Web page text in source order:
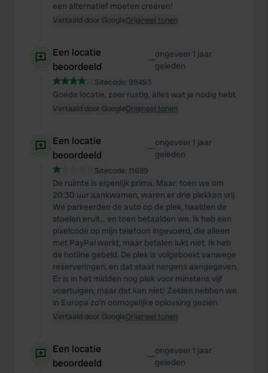
een alternatief moeten creëren!
Vertaald door GoogleOrigineel tonen
Een locatie
beoordeeld
—ongeveer 1 jaar
geleden
Sitecode: 99493
Goede locatie, zeer rustig, alles wat je nodig hebt
Vertaald door GoogleOrigineel tonen
Een locatie
beoordeeld
—ongeveer 1 jaar
geleden
Sitecode: 11689
De ruimte is eigenlijk prima. Maar: toen we om
20:30 uur aankwamen, waren er drie plekken vrij.
We parkeerden de auto op de plek, haalden de
stoelen eruit... en toen betaalden we. Ik heb een
pixelcode op mijn telefoon ingevoerd, die alleen
met PayPal werkt, maar betalen lukt niet. Ik heb
de hotline gebeld. De plek is volgeboekt vanwege
reserveringen, en dat staat nergens aangegeven.
Er is in het midden nog plek voor minstens vijf
voertuigen, maar dat kan niet! Zelden hebben we
in Europa zo'n onmogelijke oplossing gezien.
Vertaald door GoogleOrigineel tonen
Een locatie
beoordeeld
—ongeveer 1 jaar
geleden